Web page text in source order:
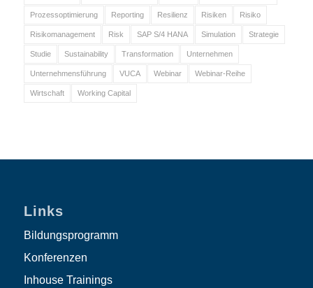
Prozessoptimierung Reporting Resilienz Risiken Risiko
Risikomanagement Risk SAP S/4 HANA Simulation Strategie
Studie Sustainability Transformation Unternehmen
Unternehmensführung VUCA Webinar Webinar-Reihe
Wirtschaft Working Capital
Links
Bildungsprogramm
Konferenzen
Inhouse Trainings